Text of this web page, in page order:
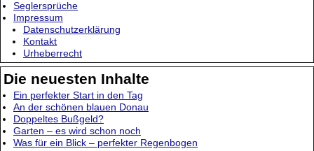
Seglersprüche
Impressum
Datenschutzerklärung
Kontakt
Urheberrecht
Die neuesten Inhalte
Ein perfekter Start in den Tag
An der schönen blauen Donau
Doppeltes Bußgeld?
Garten – es wird schon noch
Was für ein Blick – perfekter Regenbogen